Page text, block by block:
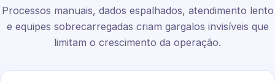
Processos manuais, dados espalhados, atendimento lento
e equipes sobrecarregadas criam gargalos invisíveis que
limitam o crescimento da operação.